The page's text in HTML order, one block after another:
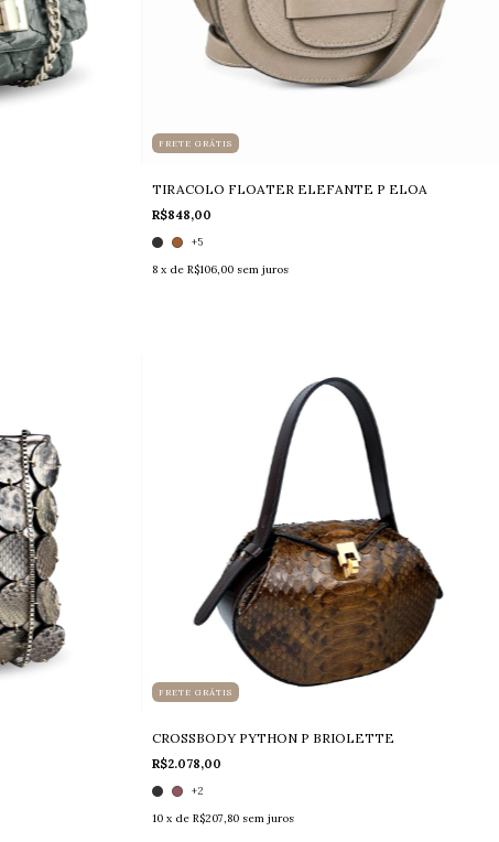
FRETE GRÁTIS
TIRACOLO FLOATER ELEFANTE P ELOA
R$848,00
+5
8 x deR$106,00 sem juros
FRETE GRÁTIS
CROSSBODY PYTHON P BRIOLETTE
R$2.078,00
+2
10 x deR$207,80 sem juros